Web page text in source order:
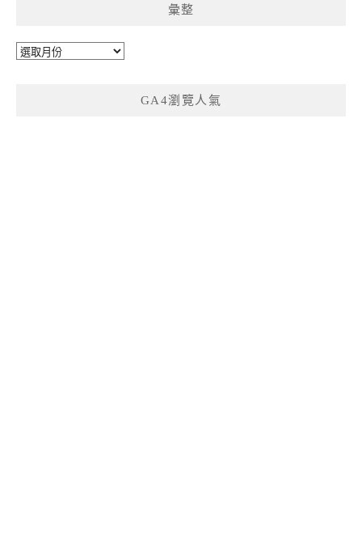
彙整
彙
GA4瀏覽人氣